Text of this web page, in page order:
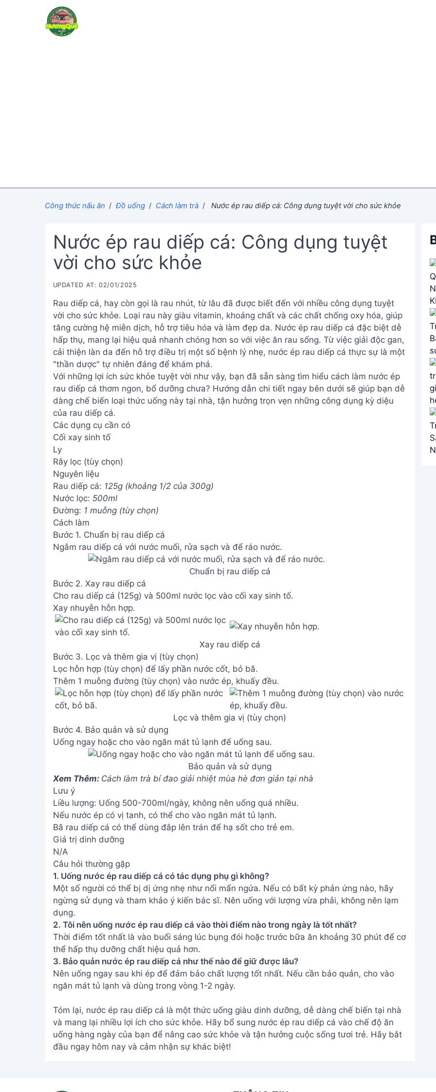
Công thức nấu ăn / Đồ uống / Cách làm trà / Nước ép rau diếp cá: Công dụng tuyệt vời cho sức khỏe
Nước ép rau diếp cá: Công dụng tuyệt
vời cho sức khỏe
UPDATED AT: 02/01/2025
Rau diếp cá, hay còn gọi là rau nhút, từ lâu đã được biết đến với nhiều công dụng tuyệt
vời cho sức khỏe. Loại rau này giàu vitamin, khoáng chất và các chất chống oxy hóa, giúp
tăng cường hệ miễn dịch, hỗ trợ tiêu hóa và làm đẹp da. Nước ép rau diếp cá đặc biệt dễ
hấp thụ, mang lại hiệu quả nhanh chóng hơn so với việc ăn rau sống. Từ việc giải độc gan,
cải thiện làn da đến hỗ trợ điều trị một số bệnh lý nhẹ, nước ép rau diếp cá thực sự là một
"thần dược" tự nhiên đáng để khám phá.
Với những lợi ích sức khỏe tuyệt vời như vậy, bạn đã sẵn sàng tìm hiểu cách làm nước ép
rau diếp cá thơm ngon, bổ dưỡng chưa? Hướng dẫn chi tiết ngay bên dưới sẽ giúp bạn dễ
dàng chế biến loại thức uống này tại nhà, tận hưởng trọn vẹn những công dụng kỳ diệu
của rau diếp cá.
Các dụng cụ cần có
Cối xay sinh tố
Ly
Rây lọc (tùy chọn)
Nguyên liệu
Rau diếp cá: 125g (khoảng 1/2 của 300g)
Nước lọc: 500ml
Đường: 1 muỗng (tùy chọn)
Cách làm
Bước 1. Chuẩn bị rau diếp cá
Ngâm rau diếp cá với nước muối, rửa sạch và để ráo nước.
Chuẩn bị rau diếp cá
Bước 2. Xay rau diếp cá
Cho rau diếp cá (125g) và 500ml nước lọc vào cối xay sinh tố.
Xay nhuyễn hỗn hợp.
Xay rau diếp cá
Bước 3. Lọc và thêm gia vị (tùy chọn)
Lọc hỗn hợp (tùy chọn) để lấy phần nước cốt, bỏ bã.
Thêm 1 muỗng đường (tùy chọn) vào nước ép, khuấy đều.
Lọc và thêm gia vị (tùy chọn)
Bước 4. Bảo quản và sử dụng
Uống ngay hoặc cho vào ngăn mát tủ lạnh để uống sau.
Bảo quản và sử dụng
Xem Thêm: Cách làm trà bí đao giải nhiệt mùa hè đơn giản tại nhà
Lưu ý
Liều lượng: Uống 500-700ml/ngày, không nên uống quá nhiều.
Nếu nước ép có vị tanh, có thể cho vào ngăn mát tủ lạnh.
Bã rau diếp cá có thể dùng đắp lên trán để hạ sốt cho trẻ em.
Giá trị dinh dưỡng
N/A
Câu hỏi thường gặp
1. Uống nước ép rau diếp cá có tác dụng phụ gì không?
Một số người có thể bị dị ứng nhẹ như nổi mẩn ngứa. Nếu có bất kỳ phản ứng nào, hãy
ngừng sử dụng và tham khảo ý kiến bác sĩ. Nên uống với lượng vừa phải, không nên lạm
dụng.
2. Tôi nên uống nước ép rau diếp cá vào thời điểm nào trong ngày là tốt nhất?
Thời điểm tốt nhất là vào buổi sáng lúc bụng đói hoặc trước bữa ăn khoảng 30 phút để cơ
thể hấp thụ dưỡng chất hiệu quả hơn.
3. Bảo quản nước ép rau diếp cá như thế nào để giữ được lâu?
Nên uống ngay sau khi ép để đảm bảo chất lượng tốt nhất. Nếu cần bảo quản, cho vào
ngăn mát tủ lạnh và dùng trong vòng 1-2 ngày.
Tóm lại, nước ép rau diếp cá là một thức uống giàu dinh dưỡng, dễ dàng chế biến tại nhà
và mang lại nhiều lợi ích cho sức khỏe. Hãy bổ sung nước ép rau diếp cá vào chế độ ăn
uống hàng ngày của bạn để nâng cao sức khỏe và tận hưởng cuộc sống tươi trẻ. Hãy bắt
đầu ngay hôm nay và cảm nhận sự khác biệt!